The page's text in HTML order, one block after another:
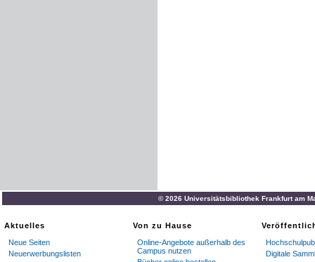
© 2026 Universitätsbibliothek Frankfurt am
Aktuelles
Neue Seiten
Neuerwerbungslisten
Von zu Hause
Online-Angebote außerhalb des
Campus nutzen
Digitale